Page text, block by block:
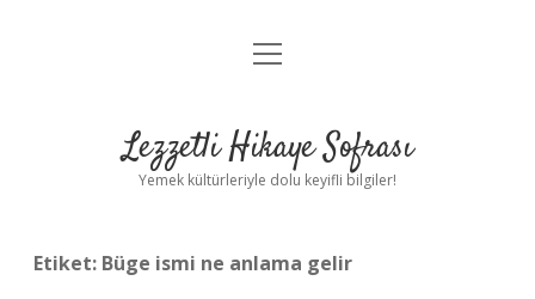
Anasayfa
Yasal Uyarı
menüyü
Lezzetli Hikaye Sofrası
Yemek kültürleriyle dolu keyifli bilgiler!
Etiket: Büge ismi ne anlama gelir